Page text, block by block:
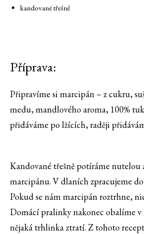
kandované třešně
Příprava:
Připravíme si marcipán – z cukru,
medu, mandlového aroma, 100%
přidáváme po lžících, raději
Kandované třešně potíráme nutelou
marcipánu. V dlaních zpracujeme
Pokud se nám marcipán roztrhne,
Domácí pralinky nakonec obalíme v
nějaká trhlinka ztratí. Z tohoto